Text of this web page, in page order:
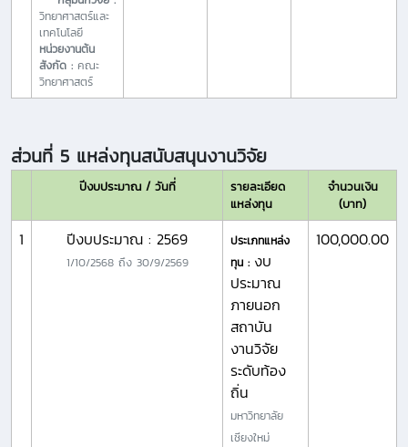
วิทยาศาสตร์และ
เทคโนโลยี
หน่วยงานต้น
สังกัด : คณะ
วิทยาศาสตร์
ส่วนที่ 5 แหล่งทุนสนับสนุนงานวิจัย
ปีงบประมาณ / วันที่
รายละเอียด
แหล่งทุน
จำนวนเงิน
(บาท)
1 ปีงบประมาณ : 2569
1/10/2568ถึง 30/9/2569
ประเภทแหล่ง
ทุน : งบ
ประมาณ
ภายนอก
สถาบัน
งานวิจัย
ระดับท้อง
ถิ่น
มหาวิทยาลัย
เชียงใหม่
100,000.00